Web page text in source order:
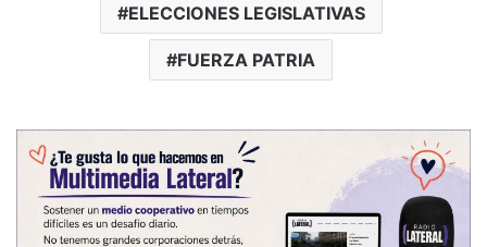
ELECCIONES LEGISLATIVAS
FUERZA PATRIA